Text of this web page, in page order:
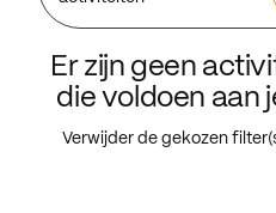
Er zijn geen
die voldoen aan
Verwijder de gekozen